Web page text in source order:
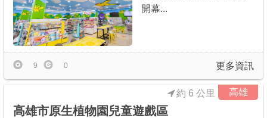
開幕...
更多資訊
9 0
高雄
高雄市原生植物園兒童遊戲區
約 6 公里